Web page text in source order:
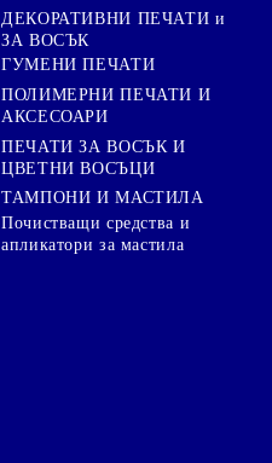
ДЕКОРАТИВНИ ПЕЧАТИ и
ЗА ВОСЪК
ГУМЕНИ ПЕЧАТИ
ПОЛИМЕРНИ ПЕЧАТИ И
АКСЕСОАРИ
ПЕЧАТИ ЗА ВОСЪК И
ЦВЕТНИ ВОСЪЦИ
ТАМПОНИ И МАСТИЛА
Почистващи средства и
апликатори за мастила